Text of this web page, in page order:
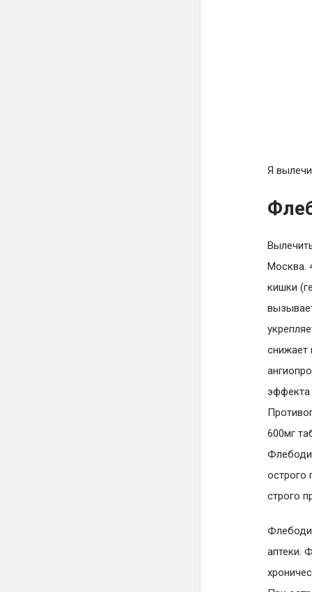
Я
Москва.
кишки
снижает
эффекта
600мг
острого
строго
аптеки.